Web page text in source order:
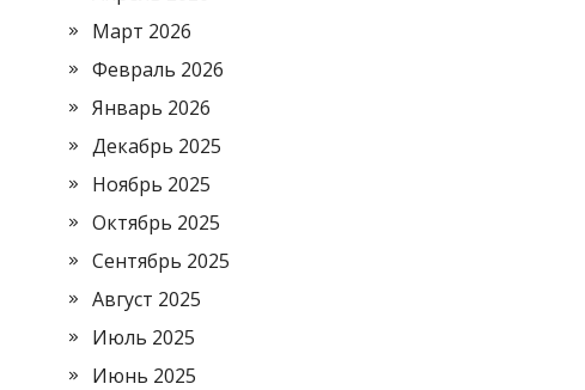
Март 2026
Февраль 2026
Январь 2026
Декабрь 2025
Ноябрь 2025
Октябрь 2025
Сентябрь 2025
Август 2025
Июль 2025
Июнь 2025